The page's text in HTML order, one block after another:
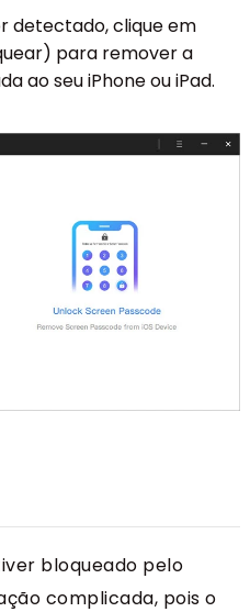
detectado, clique em
para remover a
ao seu iPhone ou iPad.
bloqueado pelo
complicada, pois o